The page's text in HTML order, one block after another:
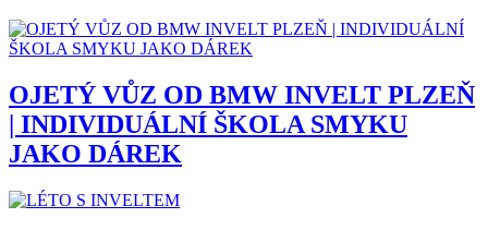
OJETÝ VŮZ OD BMW INVELT PLZEŇ
| INDIVIDUÁLNÍ ŠKOLA SMYKU
JAKO DÁREK